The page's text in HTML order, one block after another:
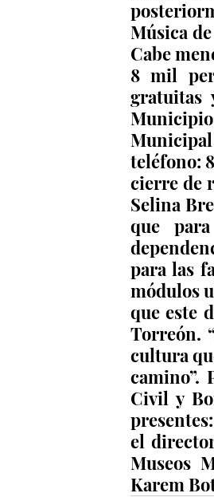
Música
Cabe
8 mil
gratuitas
teléfono:
cierre de
Selina
que
para las
módulos
que este
Torreón.
cultura
camino”.
Civil y
el
Museos
Karem